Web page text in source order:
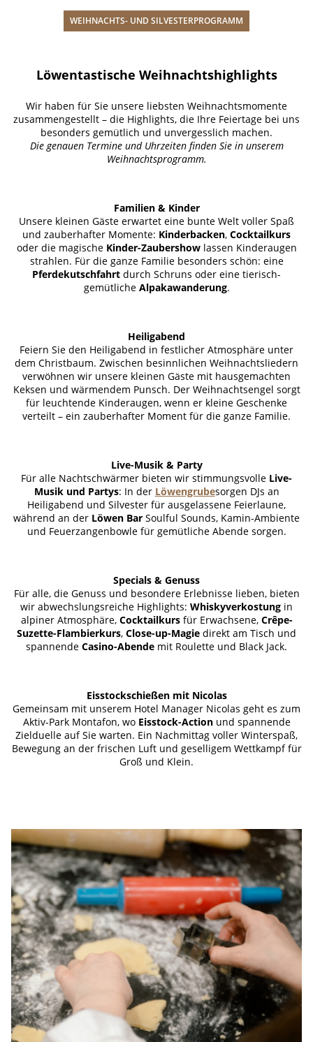
WEIHNACHTS- UND SILVESTERPROGRAMM
Löwentastische Weihnachtshighlights
Wir haben für Sie unsere liebsten Weihnachtsmomente
zusammengestellt – die Highlights, die Ihre Feiertage bei uns
besonders gemütlich und unvergesslich machen.
Die genauen Termine und Uhrzeiten finden Sie in unserem
Weihnachtsprogramm.
Familien & Kinder
Unsere kleinen Gäste erwartet eine bunte Welt voller Spaß
und zauberhafter Momente: Kinderbacken, Cocktailkurs
oder die magische Kinder-Zaubershowlassen Kinderaugen
strahlen. Für die ganze Familie besonders schön: eine
Pferdekutschfahrt durch Schruns oder eine tierisch-
gemütliche Alpakawanderung.
Heiligabend
Feiern Sie den Heiligabend in festlicher Atmosphäre unter
dem Christbaum. Zwischen besinnlichen Weihnachtsliedern
verwöhnen wir unsere kleinen Gäste mit hausgemachten
Keksen und wärmendem Punsch. Der Weihnachtsengel sorgt
für leuchtende Kinderaugen, wenn er kleine Geschenke
verteilt – ein zauberhafter Moment für die ganze Familie.
Live-Musik & Party
Für alle Nachtschwärmer bieten wir stimmungsvolle Live-
Musik und Partys: In der Löwengrubesorgen DJs an
Heiligabend und Silvester für ausgelassene Feierlaune,
während an der Löwen Bar Soulful Sounds, Kamin-Ambiente
und Feuerzangenbowle für gemütliche Abende sorgen.
Specials & Genuss
Für alle, die Genuss und besondere Erlebnisse lieben, bieten
wir abwechslungsreiche Highlights: Whiskyverkostung in
alpiner Atmosphäre, Cocktailkursfür Erwachsene, Crêpe-
Suzette-Flambierkurs, Close-up-Magie direkt am Tisch und
spannende Casino-Abende mit Roulette und Black Jack.
Eisstockschießen mit Nicolas
Gemeinsam mit unserem Hotel Manager Nicolas geht es zum
Aktiv-Park Montafon, wo Eisstock-Actionund spannende
Zielduelle auf Sie warten. Ein Nachmittag voller Winterspaß,
Bewegung an der frischen Luft und geselligem Wettkampf für
Groß und Klein.